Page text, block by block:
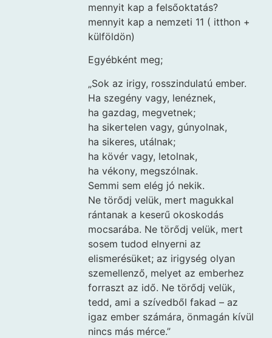
mennyit kap a felsőoktatás?
mennyit kap a nemzeti 11 ( itthon +
külföldön)
Egyébként meg;
„Sok az irigy, rosszindulatú ember.
Ha szegény vagy, lenéznek,
ha gazdag, megvetnek;
ha sikertelen vagy, gúnyolnak,
ha sikeres, utálnak;
ha kövér vagy, letolnak,
ha vékony, megszólnak.
Semmi sem elég jó nekik.
Ne törődj velük, mert magukkal
rántanak a keserű okoskodás
mocsarába. Ne törődj velük, mert
sosem tudod elnyerni az
elismerésüket; az irigység olyan
szemellenző, melyet az emberhez
forraszt az idő. Ne törődj velük,
tedd, ami a szívedből fakad – az
igaz ember számára, önmagán kívül
nincs más mérce.”